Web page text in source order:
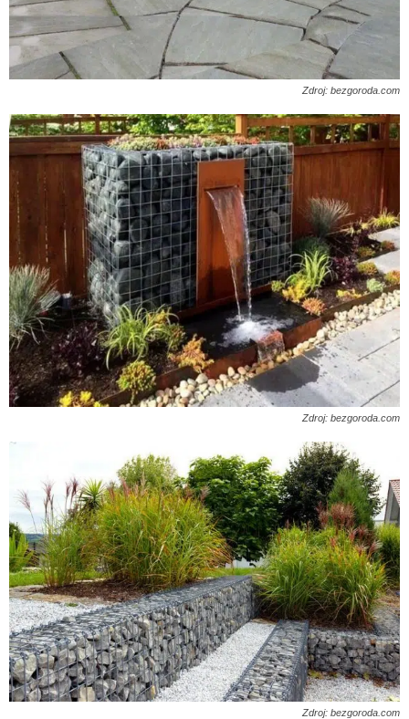
Zdroj: bezgoroda.com
Zdroj: bezgoroda.com
Zdroj: bezgoroda.com